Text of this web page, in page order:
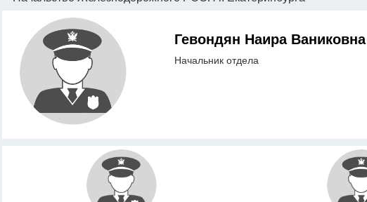
Гевондян Наира Ваниковна
Начальник отдела